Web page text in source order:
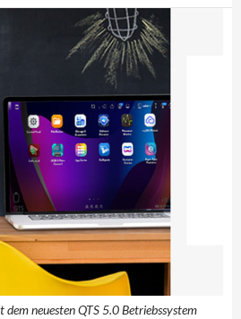
neuesten QTS 5.0 Betriebssystem